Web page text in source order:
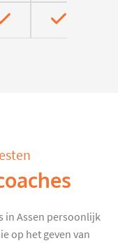
in Assen persoonlijk
op het geven van